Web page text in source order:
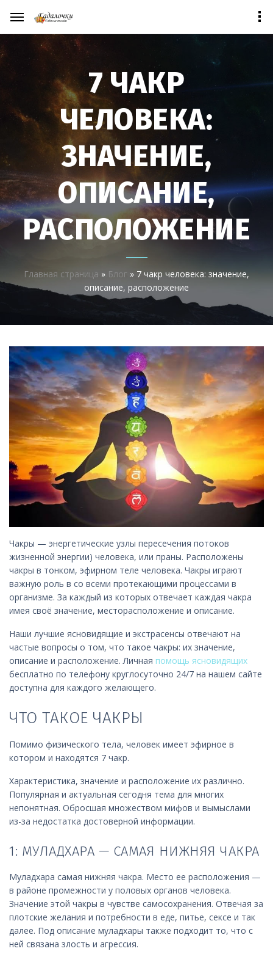
7 ЧАКР
ЧЕЛОВЕКА:
ЗНАЧЕНИЕ,
ОПИСАНИЕ,
РАСПОЛОЖЕНИЕ
Главная страница » Блог » 7 чакр человека: значение,
описание, расположение
Чакры — энергетические узлы пересечения потоков
жизненной энергии) человека, или праны. Расположены
чакры в тонком, эфирном теле человека. Чакры играют
важную роль в со всеми протекающими процессами в
организме. За каждый из которых отвечает каждая чакра
имея своё значение, месторасположение и описание.
Наши лучшие ясновидящие и экстрасенсы отвечают на
частые вопросы о том, что такое чакры: их значение,
описание и расположение. Личная помощь ясновидящих
бесплатно по телефону круглосуточно 24/7 на нашем сайте
доступна для каждого желающего.
ЧТО ТАКОЕ ЧАКРЫ
Помимо физического тела, человек имеет эфирное в
котором и находятся 7 чакр.
Характеристика, значение и расположение их различно.
Популярная и актуальная сегодня тема для многих
непонятная. Обросшая множеством мифов и вымыслами
из-за недостатка достоверной информации.
1: МУЛАДХАРА — САМАЯ НИЖНЯЯ ЧАКРА
Муладхара самая нижняя чакра. Место ее расположения —
в районе промежности у половых органов человека.
Значение этой чакры в чувстве самосохранения. Отвечая за
плотские желания и потребности в еде, питье, сексе и так
далее. Под описание муладхары также подходит то, что с
ней связана злость и агрессия.